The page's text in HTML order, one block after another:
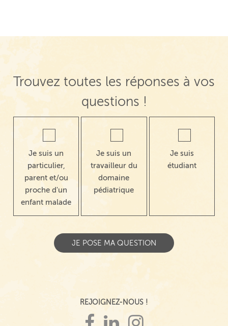
Trouvez toutes les réponses à vos
questions !
Je suis un
particulier,
parent et/ou
proche d'un
enfant malade
Je suis un
travailleur du
domaine
pédiatrique
Je suis
étudiant
REJOIGNEZ-NOUS !